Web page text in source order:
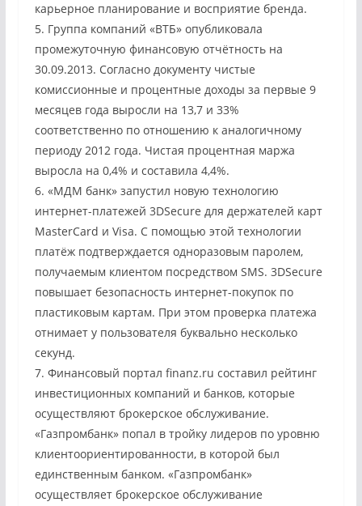
карьерное планирование и восприятие бренда.
5. Группа компаний «ВТБ» опубликовала
промежуточную финансовую отчётность на
30.09.2013. Согласно документу чистые
комиссионные и процентные доходы за первые 9
месяцев года выросли на 13,7 и 33%
соответственно по отношению к аналогичному
периоду 2012 года. Чистая процентная маржа
выросла на 0,4% и составила 4,4%.
6. «МДМ банк» запустил новую технологию
интернет-платежей 3DSecure для держателей карт
MasterCard и Visa. С помощью этой технологии
платёж подтверждается одноразовым паролем,
получаемым клиентом посредством SMS. 3DSecure
повышает безопасность интернет-покупок по
пластиковым картам. При этом проверка платежа
отнимает у пользователя буквально несколько
секунд.
7. Финансовый портал finanz.ru составил рейтинг
инвестиционных компаний и банков, которые
осуществляют брокерское обслуживание.
«Газпромбанк» попал в тройку лидеров по уровню
клиентоориентированности, в которой был
единственным банком. «Газпромбанк»
осуществляет брокерское обслуживание